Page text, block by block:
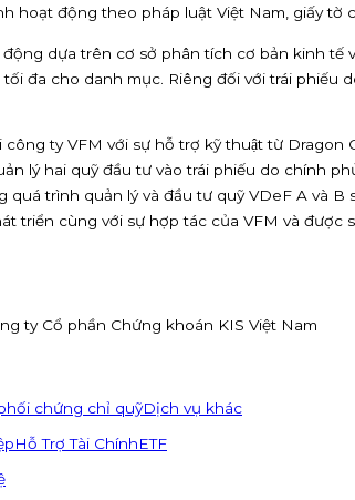
hoạt động theo pháp luật Việt Nam, giấy tờ
dựa trên cơ sở phân tích cơ bản kinh
đa cho danh mục. Riêng đối với trái
ty VFM với sự hỗ trợ kỹ thuật từ
lý hai quỹ đầu tư vào trái phiếu do chính
quá trình quản lý và đầu tư quỹ VDeF A và
triển cùng với sự hợp tác của VFM và được
ty Cổ phần Chứng khoán KIS Việt Nam
chứng chỉ quỹDịch vụ khác
Hỗ Trợ Tài ChínhETF